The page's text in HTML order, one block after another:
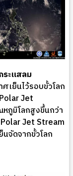
ระแสลม
เย็นไว้รอบขั้วโลก
Jet
ภูมิโลกสูงขึ้นกว่า
Jet Stream
จัดจากขั้วโลก